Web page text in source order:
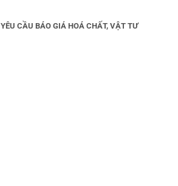
YÊU CẦU BÁO GIÁ HOÁ CHẤT, VẬT TƯ